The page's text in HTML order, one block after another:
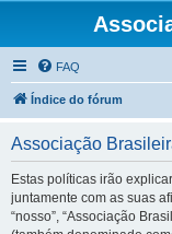
FAQ
Índice do fórum
Associação
Estas políticas irão
juntamente com as suas
“nosso”, “Associação